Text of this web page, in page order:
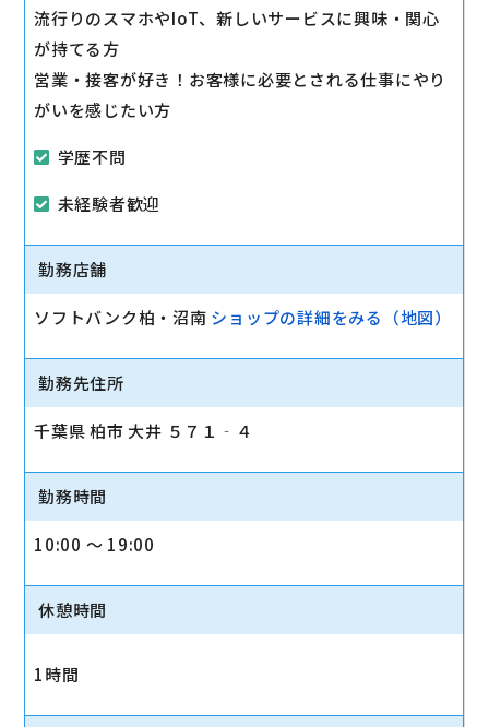
●店舗運営：
契約書類の作成、在庫管理、プライスカード等の作
成、売り場作り等
流行りのスマホやIoT、新しいサービスに興味・関心
が持てる方
営業・接客が好き！お客様に必要とされる仕事にやり
がいを感じたい方
学歴不問
未経験者歓迎
勤務店舗
ソフトバンク柏・沼南 ショップの詳細をみる（地図）
勤務先住所
千葉県 柏市 大井 ５７１‐４
勤務時間
10:00 〜 19:00
休憩時間
1時間